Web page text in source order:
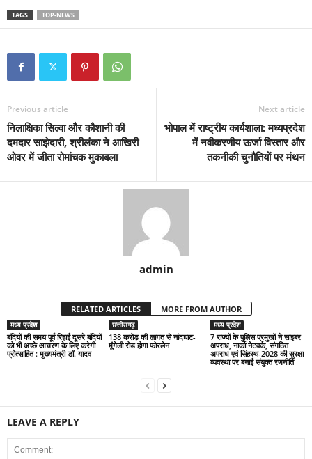
TAGS TOP-NEWS
Previous article
निलाक्षिका सिल्वा और कौशानी की
दमदार साझेदारी, श्रीलंका ने आखिरी
ओवर में जीता रोमांचक मुकाबला
Next article
भोपाल में राष्ट्रीय कार्यशाला: मध्यप्रदेश
में नवीकरणीय ऊर्जा विस्तार और
तकनीकी चुनौतियों पर मंथन
admin
RELATED ARTICLES MORE FROM AUTHOR
मध्य प्रदेश
बंदियों की समय पूर्व रिहाई दूसरे बंदियों
को भी अच्छे आचरण के लिए करेगी
प्रोत्साहित : मुख्यमंत्री डॉ. यादव
छत्तीसगढ़
138 करोड़ की लागत से नांदघाट-
मुंगेली रोड होगा फोरलेन
मध्य प्रदेश
7 राज्यों के पुलिस प्रमुखों ने साइबर
अपराध, नार्को नेटवर्क, संगठित
अपराध एवं सिंहस्थ-2028 की सुरक्षा
व्यवस्था पर बनाई संयुक्त रणनीति
LEAVE A REPLY